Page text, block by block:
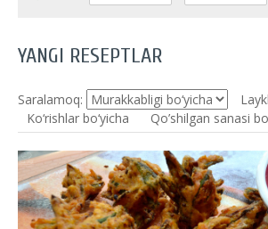
YANGI RESEPTLAR
Saralamoq:
Ko‘rishlar bo‘yicha
Qo’shilgan sanasi